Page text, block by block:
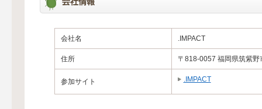
会社名 .IMPACT
住所 〒818-0057 福岡県筑紫
参加サイト .IMPACT